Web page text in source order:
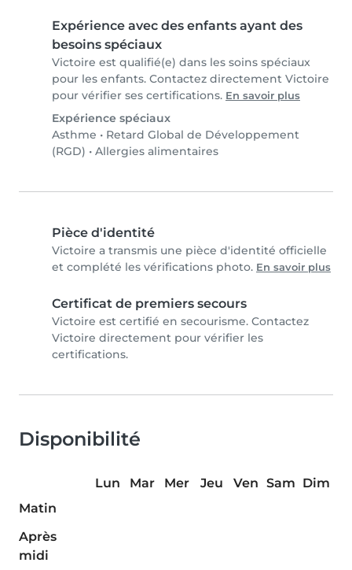
Expérience avec des enfants ayant des
besoins spéciaux
Victoire est qualifié(e) dans les soins spéciaux
pour les enfants. Contactez directement Victoire
pour vérifier ses certifications. En savoir plus
Expérience spéciaux
Asthme • Retard Global de Développement
(RGD) • Allergies alimentaires
Pièce d'identité
Victoire a transmis une pièce d'identité officielle
et complété les vérifications photo. En savoir plus
Certificat de premiers secours
Victoire est certifié en secourisme. Contactez
Victoire directement pour vérifier les
certifications.
Disponibilité
Lun Mar Mer Jeu Ven Sam Dim
Matin
Après
midi